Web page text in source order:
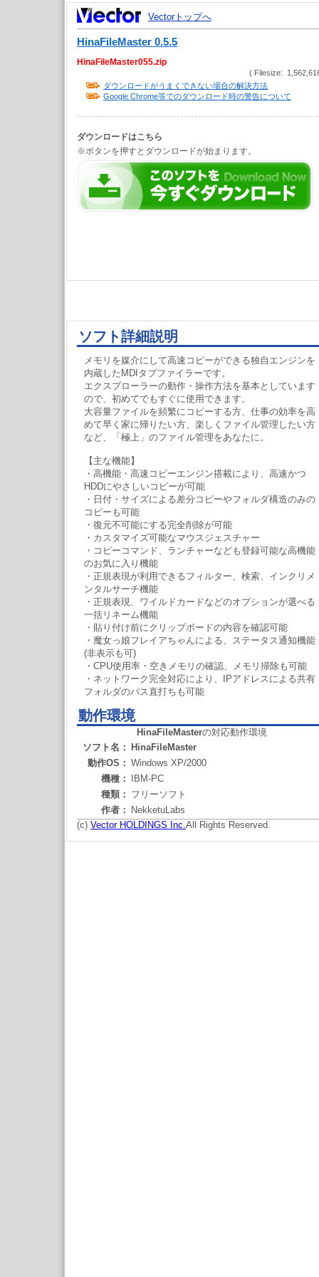
Vectorトップへ
HinaFileMaster 0.5.5
HinaFileMaster055.zip
( Filesize:
ダウンロードがうまくできない場合の解決方法
Google Chrome等でのダウンロード時の警告について
ダウンロードはこちら
※ボタンを押すとダウンロードが始まります。
ソフト詳細説明
メモリを媒介にして高速コピーができる独自エンジンを
内蔵したMDIタブファイラーです。
エクスプローラーの動作・操作方法を基本としています
ので、初めてでもすぐに使用できます。
大容量ファイルを頻繁にコピーする方、仕事の効率を高
めて早く家に帰りたい方、楽しくファイル管理したい方
など、「極上」のファイル管理をあなたに。
【主な機能】
・高機能・高速コピーエンジン搭載により、高速かつ
HDDにやさしいコピーが可能
・日付・サイズによる差分コピーやフォルダ構造のみの
コピーも可能
・復元不可能にする完全削除が可能
・カスタマイズ可能なマウスジェスチャー
・コピーコマンド、ランチャーなども登録可能な高機能
のお気に入り機能
・正規表現が利用できるフィルター、検索、インクリメ
ンタルサーチ機能
・正規表現、ワイルドカードなどのオプションが選べる
一括リネーム機能
・貼り付け前にクリップボードの内容を確認可能
・魔女っ娘フレイアちゃんによる、ステータス通知機能
(非表示も可)
・CPU使用率・空きメモリの確認、メモリ掃除も可能
・ネットワーク完全対応により、IPアドレスによる共有
フォルダのパス直打ちも可能
動作環境
HinaFileMasterの対応動作環境
ソフト名：
HinaFileMaster
動作OS： Windows XP/2000
機種：
IBM-PC
種類： フリーソフト
作者：
NekketuLabs
(c) Vector HOLDINGS Inc.All Rights Reserved.